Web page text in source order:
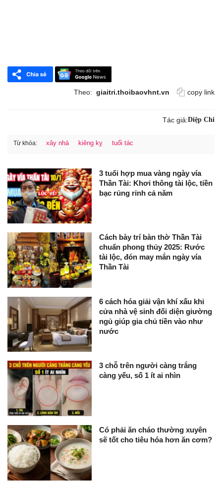
Theo: giaitri.thoibaovhnt.vn copy link
Tác giả:Diệp Chi
Từ khóa: xây nhà kiêng kỵ tuổi tác
3 tuổi hợp mua vàng ngày vía
Thần Tài: Khơi thông tài lộc, tiền
bạc rủng rỉnh cả năm
Cách bày trí bàn thờ Thần Tài
chuẩn phong thủy 2025: Rước
tài lộc, đón may mắn ngày vía
Thần Tài
6 cách hóa giải vận khí xấu khi
cửa nhà vệ sinh đối diện giường
ngủ giúp gia chủ tiền vào như
nước
3 chỗ trên người càng trắng
càng yếu, số 1 ít ai nhìn
Có phải ăn cháo thường xuyên
sẽ tốt cho tiêu hóa hơn ăn cơm?